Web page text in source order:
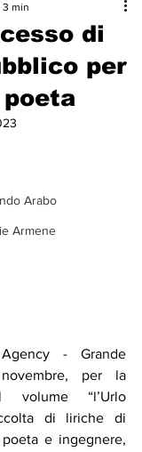
Arabo
Armene
di
per
min
- Grande
per la
volume “l’Urlo
di liriche di
e ingegnere,